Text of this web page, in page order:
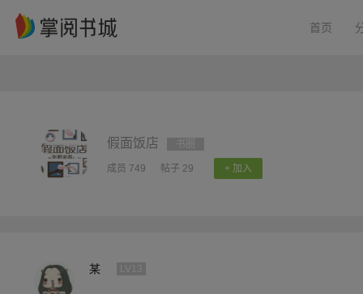
首页
假面饭店
成员 749 帖子 29 + 加入
某